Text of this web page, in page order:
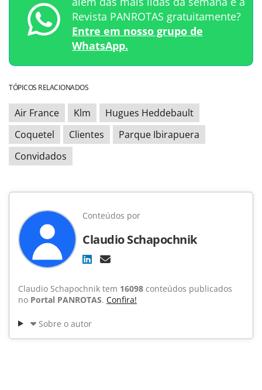
Revista PANROTAS gratuitamente?
Entre em nosso grupo de
WhatsApp.
TÓPICOS RELACIONADOS
Air France Klm
Hugues Heddebault
Coquetel
Clientes
Parque Ibirapuera
Convidados
Conteúdos por
Claudio Schapochnik
Claudio Schapochnik tem 16098 conteúdos publicados
no Portal PANROTAS. Confira!
Sobre o autor